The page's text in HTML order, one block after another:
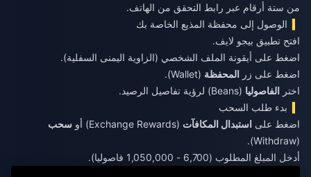
من ستة أرقام عبر رابط التحقق من الهاتف.
الوصول إلى محفظة المذيع الخاصة بك
افتح تطبيق بيجو لايف.
اضغط على أيقونة الملف الشخصي (الزاوية اليمنى السفلية).
اضغط على زر المحفظة (Wallet).
اختر الفاصوليا (Beans) لرؤية تفاصيل الرصيد.
بدء طلب السحب
اضغط على استبدال المكافآت (Exchange Rewards) أو
سحب
(Withdraw).
أدخل المبلغ المطلوب (6,700 - 1,050,000 فاصوليا).